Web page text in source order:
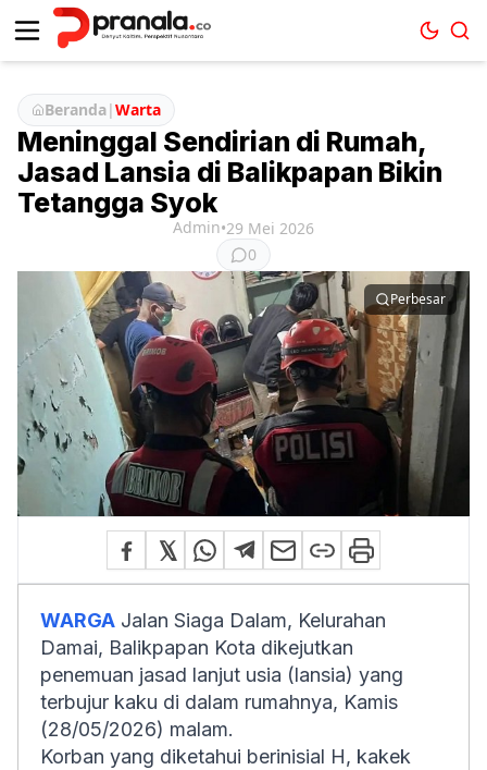
Beranda|Warta
Meninggal Sendirian di Rumah,
Jasad Lansia di Balikpapan Bikin
Tetangga Syok
Admin•29 Mei 2026
0
Perbesar
WARGA Jalan Siaga Dalam, Kelurahan
Damai, Balikpapan Kota dikejutkan
penemuan jasad lanjut usia (lansia) yang
terbujur kaku di dalam rumahnya, Kamis
(28/05/2026) malam.
Korban yang diketahui berinisial H, kakek